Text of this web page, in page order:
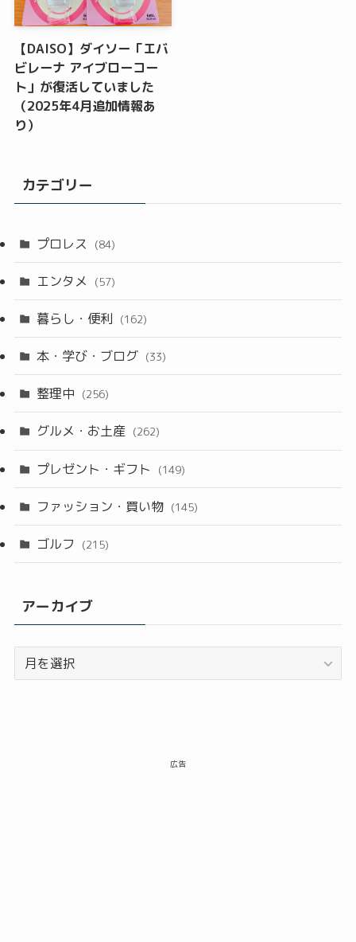
【DAISO】ダイソー「エバ
ビレーナ アイブローコー
ト」が復活していました
（2025年4月追加情報あ
り）
カテゴリー
プロレス (84)
エンタメ (57)
暮らし・便利 (162)
本・学び・ブログ (33)
整理中 (256)
グルメ・お土産 (262)
プレゼント・ギフト (149)
ファッション・買い物 (145)
ゴルフ (215)
アーカイブ
ー
広告